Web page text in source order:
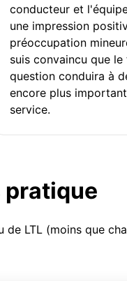
conducteur et
une impression
préoccupation
suis convaincu que
question conduira à
encore plus
service.
pratique
LTL (moins que